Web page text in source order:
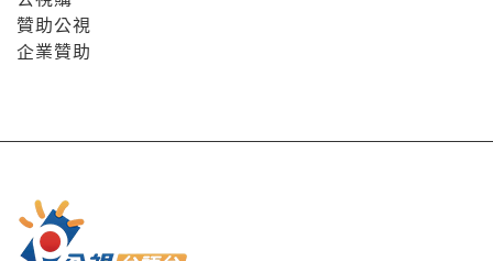
贊助公視
企業贊助